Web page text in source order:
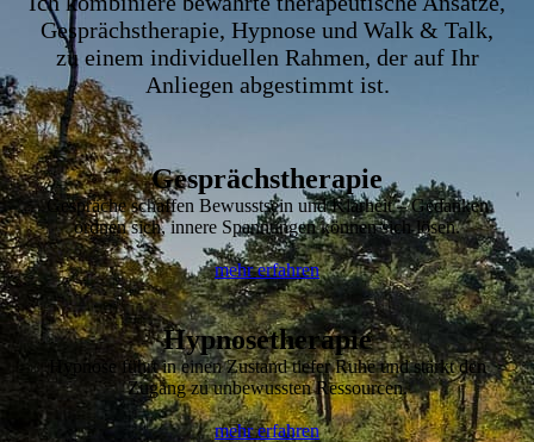
Gesprächstherapie, Hypnose und Walk & Talk,
zu einem individuellen Rahmen, der auf Ihr
Anliegen abgestimmt ist.
Gesprächstherapie
Gespräche schaffen Bewusstsein und Klarheit – Gedanken
ordnen sich, innere Spannungen können sich lösen.
mehr erfahren
Hypnosetherapie
Hypnose führt in einen Zustand tiefer Ruhe und stärkt den
Zugang zu unbewussten Ressourcen.
mehr erfahren